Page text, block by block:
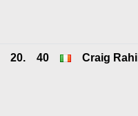
20. 40 Craig Rahill